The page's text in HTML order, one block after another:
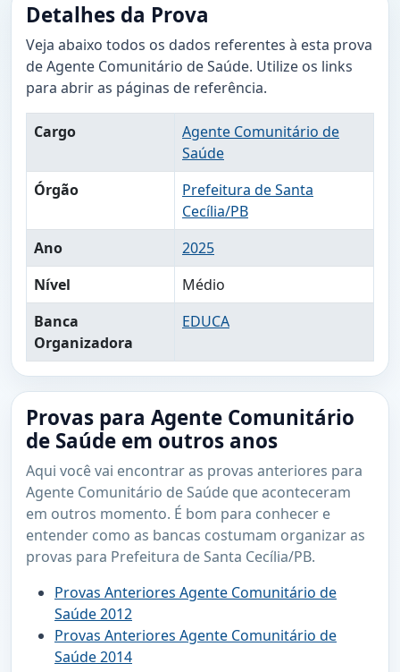
Detalhes da Prova
Veja abaixo todos os dados referentes à esta prova
de Agente Comunitário de Saúde. Utilize os links
para abrir as páginas de referência.
Cargo
Agente Comunitário de
Saúde
Órgão
Prefeitura de Santa
Cecília/PB
Ano
2025
Nível
Médio
Banca
Organizadora
EDUCA
Provas para Agente Comunitário
de Saúde em outros anos
Aqui você vai encontrar as provas anteriores para
Agente Comunitário de Saúde que aconteceram
em outros momento. É bom para conhecer e
entender como as bancas costumam organizar as
provas para Prefeitura de Santa Cecília/PB.
Provas Anteriores Agente Comunitário de
Saúde 2012
Provas Anteriores Agente Comunitário de
Saúde 2014